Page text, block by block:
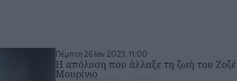
Πέμπτη 26 Ιαν 2023, 11:00
Η απόλυση που άλλαξε τη ζωή του Ζοζέ
Μουρίνιο